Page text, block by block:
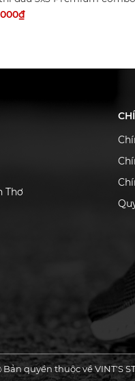
sẵn (có số)
Thơ
Bản quyền thuộc về VINT'S